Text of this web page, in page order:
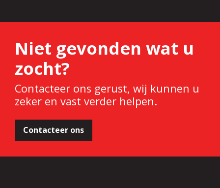
Niet gevonden wat u
zocht?
Contacteer ons gerust, wij kunnen u
zeker en vast verder helpen.
Contacteer ons